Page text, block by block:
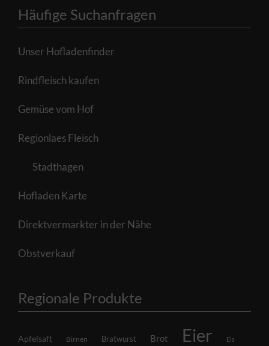
Häufige Suchanfragen
Unser Hofladenfinder
Rindfleisch kaufen
Gemüse vom Hof
Regionlaes Fleisch
Stadthagen
Hofladen Karte
Direktvermarkter in der Nähe
Obstverkauf
Regionale Produkte
Apfelsaft Birnen Bratwurst Brot Eier Eis